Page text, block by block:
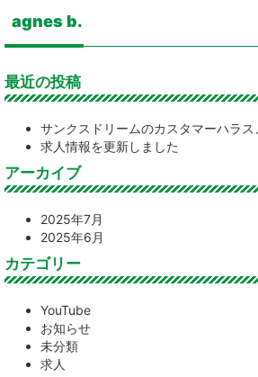
agnes b.
最近の投稿
サンクスドリームのカスタマーハラ
求人情報を更新しました
アーカイブ
2025年7月
2025年6月
カテゴリー
YouTube
お知らせ
未分類
求人